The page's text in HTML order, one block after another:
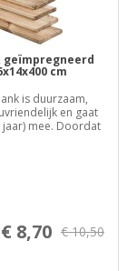
geïmpregneerd
cm
is duurzaam,
en gaat
jaar) mee. Doordat
€ 8,70 € 10,50